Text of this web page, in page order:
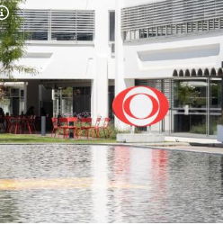
Untermenü
Untermenü
Untermenü
Untermenü
Untermenü
Copyright-Hinweis öffnen/schließen